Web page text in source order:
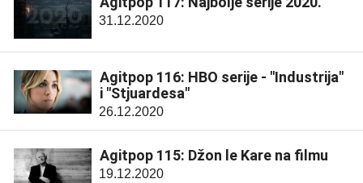
31.12.2020
Agitpop 116: HBO serije - "Industrija"
i "Stjuardesa"
26.12.2020
Agitpop 115: Džon le Kare na filmu
19.12.2020